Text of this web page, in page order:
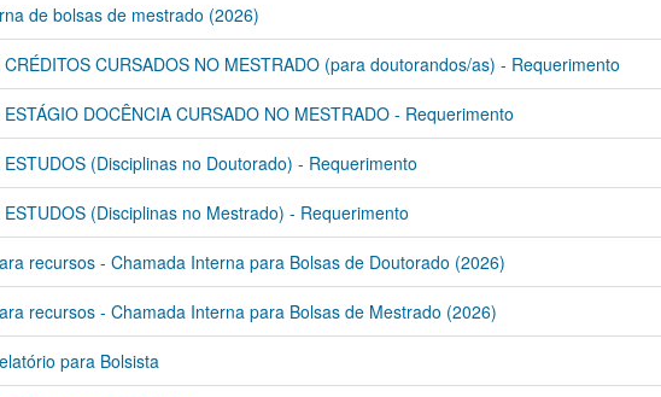
de bolsas de mestrado (2026)
CRÉDITOS CURSADOS NO MESTRADO (para doutorandos/as) - Requerimento
DOCÊNCIA CURSADO NO MESTRADO - Requerimento
ESTUDOS (Disciplinas no Doutorado) - Requerimento
ESTUDOS (Disciplinas no Mestrado) - Requerimento
recursos - Chamada Interna para Bolsas de Doutorado (2026)
recursos - Chamada Interna para Bolsas de Mestrado (2026)
para Bolsista